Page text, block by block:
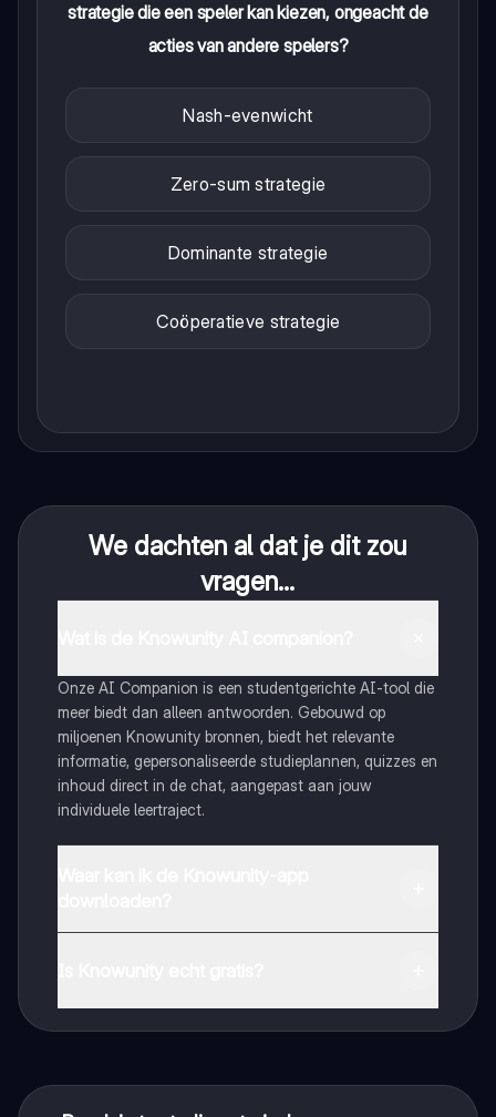
strategie die een speler kan kiezen, ongeacht de
acties van andere spelers?
Nash-evenwicht
Zero-sum strategie
Dominante strategie
Coöperatieve strategie
We dachten al dat je dit zou
vragen...
Onze AI Companion is een studentgerichte AI-tool die
meer biedt dan alleen antwoorden. Gebouwd op
miljoenen Knowunity bronnen, biedt het relevante
informatie, gepersonaliseerde studieplannen, quizzes en
inhoud direct in de chat, aangepast aan jouw
individuele leertraject.